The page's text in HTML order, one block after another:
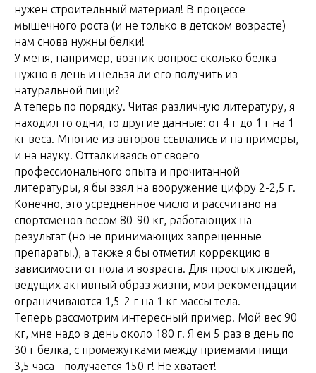
нужен строительный материал! В процессе
мышечного роста (и не только в детском возрасте)
нам снова нужны белки!
У меня, например, возник вопрос: сколько белка
нужно в день и нельзя ли его получить из
натуральной пищи?
А теперь по порядку. Читая различную литературу, я
находил то одни, то другие данные: от 4 г до 1 г на 1
кг веса. Многие из авторов ссылались и на примеры,
и на науку. Отталкиваясь от своего
профессионального опыта и прочитанной
литературы, я бы взял на вооружение цифру 2-2,5 г.
Конечно, это усредненное число и рассчитано на
спортсменов весом 80-90 кг, работающих на
результат (но не принимающих запрещенные
препараты!), а также я бы отметил коррекцию в
зависимости от пола и возраста. Для простых людей,
ведущих активный образ жизни, мои рекомендации
ограничиваются 1,5-2 г на 1 кг массы тела.
Теперь рассмотрим интересный пример. Мой вес 90
кг, мне надо в день около 180 г. Я ем 5 раз в день по
30 г белка, с промежутками между приемами пищи
3,5 часа - получается 150 г! Не хватает!